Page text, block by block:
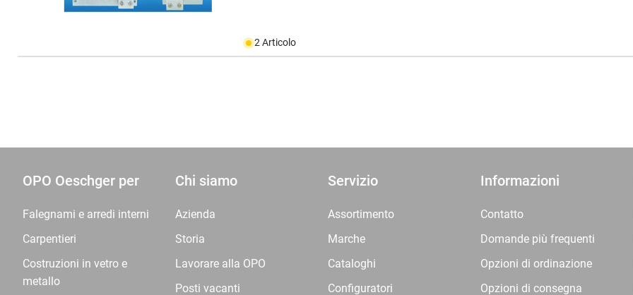
2 Articolo
OPO Oeschger per
Falegnami e arredi interni
Carpentieri
Costruzioni in vetro e
metallo
Chi siamo
Azienda
Storia
Lavorare alla OPO
Posti vacanti
Servizio
Assortimento
Marche
Cataloghi
Configuratori
Informazioni
Contatto
Domande più frequenti
Opzioni di ordinazione
Opzioni di consegna